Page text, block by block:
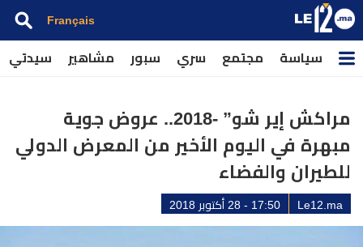
Français
سياسة مجتمع سري سبور مشاهير سيدتي
مراكش إير شو” -2018.. عروض جوية
مبهرة في اليوم الأخير من المعرض الدولي
للطيران والفضاء
Le12.ma 17:50 - 28 أكتوبر 2018